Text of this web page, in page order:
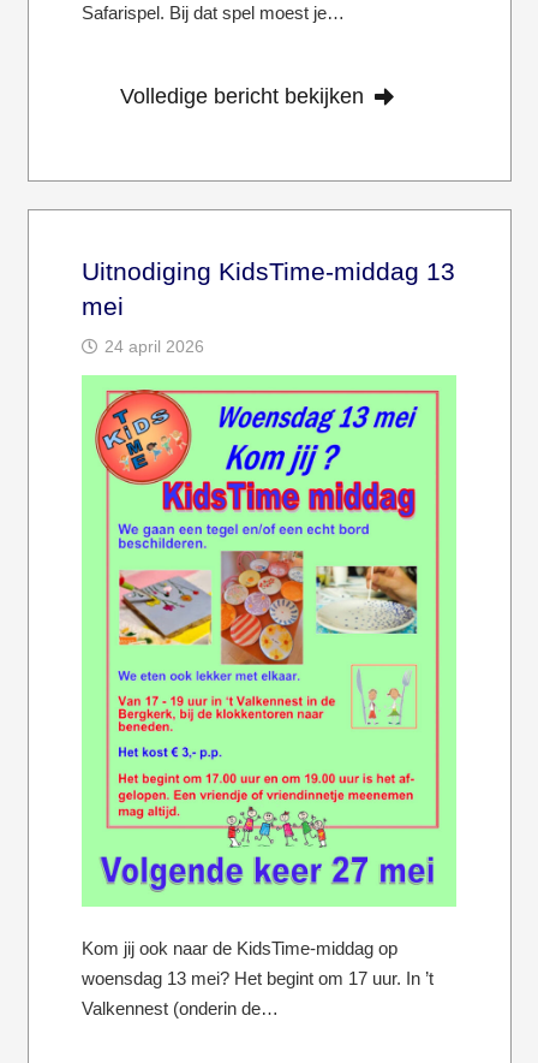
Safarispel. Bij dat spel moest je…
Volledige bericht bekijken
Uitnodiging KidsTime-middag 13
mei
24 april 2026
Kom jij ook naar de KidsTime-middag op
woensdag 13 mei? Het begint om 17 uur. In ’t
Valkennest (onderin de…